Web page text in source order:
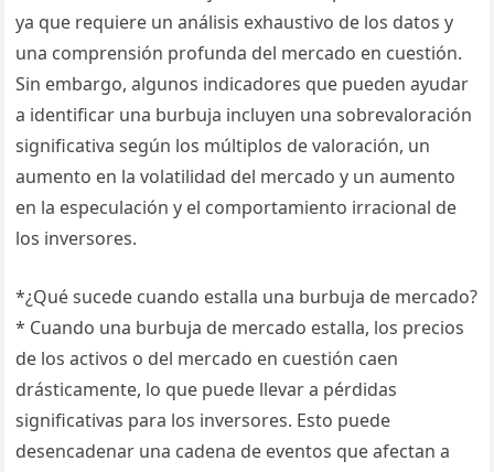
ya que requiere un análisis exhaustivo de los datos y
una comprensión profunda del mercado en cuestión.
Sin embargo, algunos indicadores que pueden ayudar
a identificar una burbuja incluyen una sobrevaloración
significativa según los múltiplos de valoración, un
aumento en la volatilidad del mercado y un aumento
en la especulación y el comportamiento irracional de
los inversores.
*¿Qué sucede cuando estalla una burbuja de mercado?
* Cuando una burbuja de mercado estalla, los precios
de los activos o del mercado en cuestión caen
drásticamente, lo que puede llevar a pérdidas
significativas para los inversores. Esto puede
desencadenar una cadena de eventos que afectan a